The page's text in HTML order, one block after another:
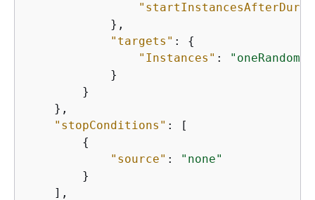
            },
"targets" : {
"Instances" :
            }
        }
    },
"stopConditions" : [
{
"source" :
"none"
        }
    ],